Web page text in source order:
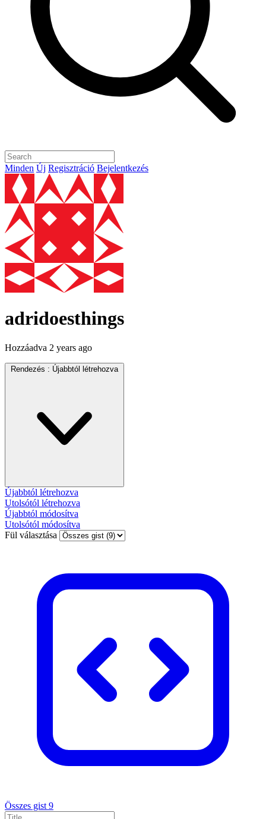
Minden Új Regisztráció Bejelentkezés
adridoesthings
Hozzáadva 2 years ago
Rendezés : Újabbtól létrehozva
Újabbtól létrehozva
Utolsótól létrehozva
Újabbtól módosítva
Utolsótól módosítva
Fül választása
Összes gist 9